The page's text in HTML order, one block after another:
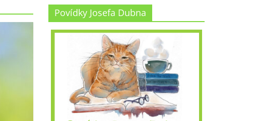
Povídky Josefa Dubna